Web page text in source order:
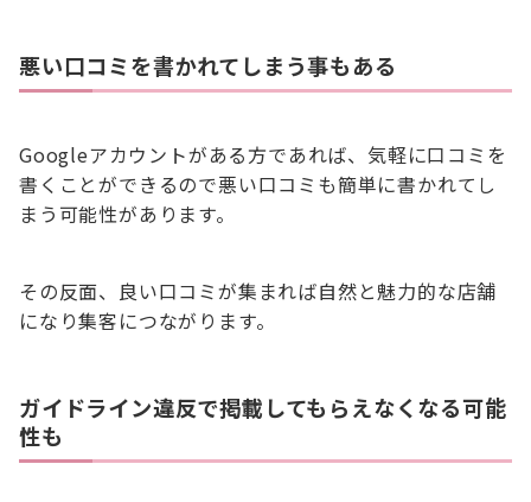
悪い口コミを書かれてしまう事もある
Googleアカウントがある方であれば、気軽に口コミを
書くことができるので悪い口コミも簡単に書かれてし
まう可能性があります。
その反面、良い口コミが集まれば自然と魅力的な店舗
になり集客につながります。
ガイドライン違反で掲載してもらえなくなる可能
性も